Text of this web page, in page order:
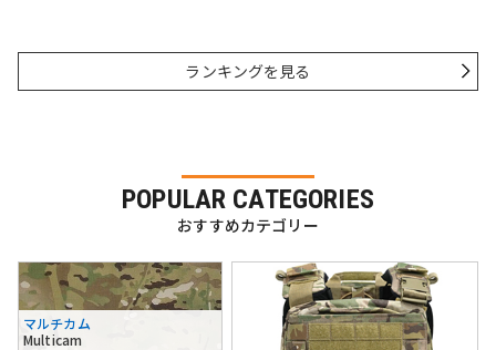
ランキングを見る
POPULAR CATEGORIES
おすすめカテゴリー
マルチカム
Multicam